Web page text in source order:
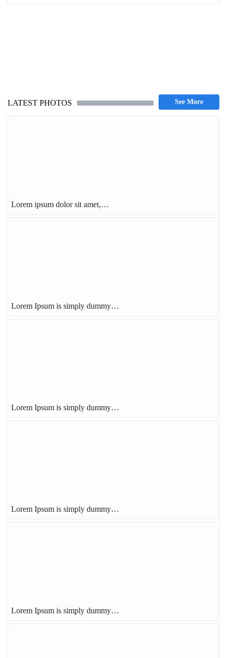
LATEST PHOTOS
Lorem ipsum dolor sit amet,…
Lorem Ipsum is simply dummy…
Lorem Ipsum is simply dummy…
Lorem Ipsum is simply dummy…
Lorem Ipsum is simply dummy…